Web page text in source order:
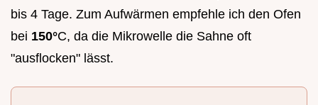
bis 4 Tage. Zum Aufwärmen empfehle ich den Ofen
bei 150°C, da die Mikrowelle die Sahne oft
"ausflocken" lässt.